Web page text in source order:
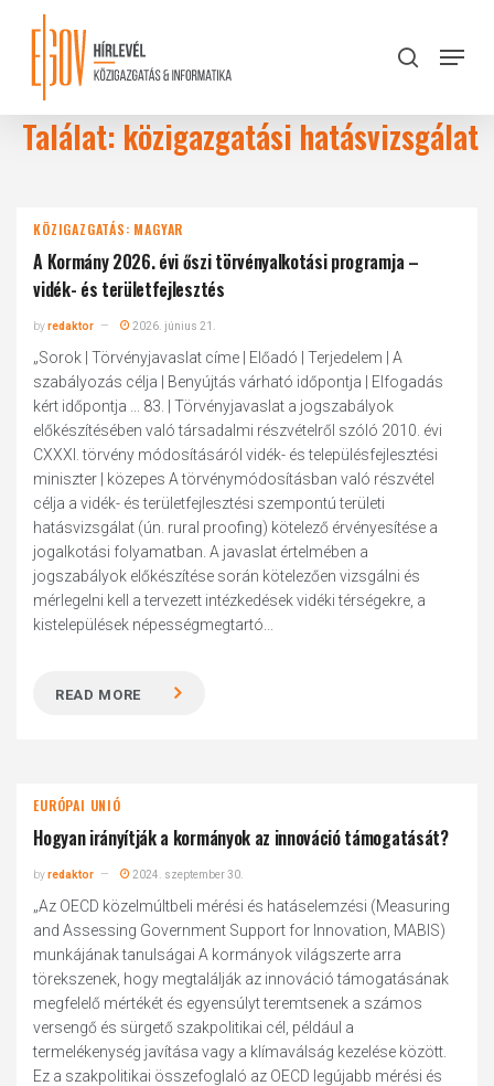
content
search
Menu
Találat: közigazgatási hatásvizsgálat
KÖZIGAZGATÁS: MAGYAR
A Kormány 2026. évi őszi törvényalkotási programja –
vidék- és területfejlesztés
byredaktor 2026. június 21.
„Sorok | Törvényjavaslat címe | Előadó | Terjedelem | A
szabályozás célja | Benyújtás várható időpontja | Elfogadás
kért időpontja ... 83. | Törvényjavaslat a jogszabályok
előkészítésében való társadalmi részvételről szóló 2010. évi
CXXXI. törvény módosításáról vidék- és településfejlesztési
miniszter | közepes A törvénymódosításban való részvétel
célja a vidék- és területfejlesztési szempontú területi
hatásvizsgálat (ún. rural proofing) kötelező érvényesítése a
jogalkotási folyamatban. A javaslat értelmében a
jogszabályok előkészítése során kötelezően vizsgálni és
mérlegelni kell a tervezett intézkedések vidéki térségekre, a
kistelepülések népességmegtartó...
READ MORE
EURÓPAI UNIÓ
Hogyan irányítják a kormányok az innováció támogatását?
byredaktor 2024. szeptember 30.
„Az OECD közelmúltbeli mérési és hatáselemzési (Measuring
and Assessing Government Support for Innovation, MABIS)
munkájának tanulságai A kormányok világszerte arra
törekszenek, hogy megtalálják az innováció támogatásának
megfelelő mértékét és egyensúlyt teremtsenek a számos
versengő és sürgető szakpolitikai cél, például a
termelékenység javítása vagy a klímaválság kezelése között.
Ez a szakpolitikai összefoglaló az OECD legújabb mérési és
Close